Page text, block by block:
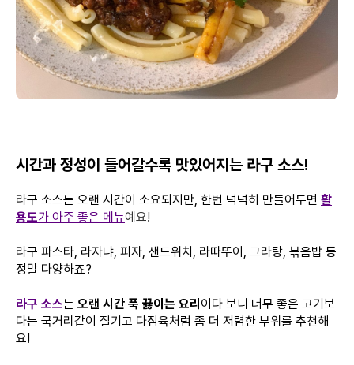
시간과 정성이 들어갈수록 맛있어지는 라구 소스!
라구 소스는 오랜 시간이 소요되지만, 한번 넉넉히 만들어두면 활
용도가 아주 좋은 메뉴예요!
라구 파스타, 라자냐, 피자, 샌드위치, 라따뚜이, 그라탕, 볶음밥 등
정말 다양하죠?
라구 소스는 오랜 시간 푹 끓이는 요리 이다 보니 너무 좋은 고기보
다는 국거리같이 질기고 다짐육처럼 좀 더 저렴한 부위를 추천해
요!